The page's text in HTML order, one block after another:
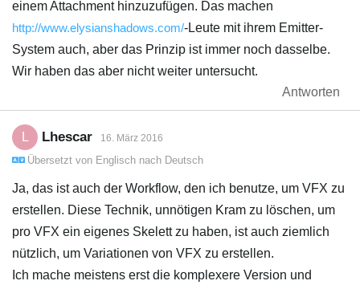
einem Attachment hinzuzufügen. Das machen
http://www.elysianshadows.com/-Leute mit ihrem Emitter-
System auch, aber das Prinzip ist immer noch dasselbe.
Wir haben das aber nicht weiter untersucht.
Antworten
Lhescar 16. März 2016
Übersetzt von Englisch nach Deutsch
Ja, das ist auch der Workflow, den ich benutze, um VFX zu
erstellen. Diese Technik, unnötigen Kram zu löschen, um
pro VFX ein eigenes Skelett zu haben, ist auch ziemlich
nützlich, um Variationen von VFX zu erstellen.
Ich mache meistens erst die komplexere Version und